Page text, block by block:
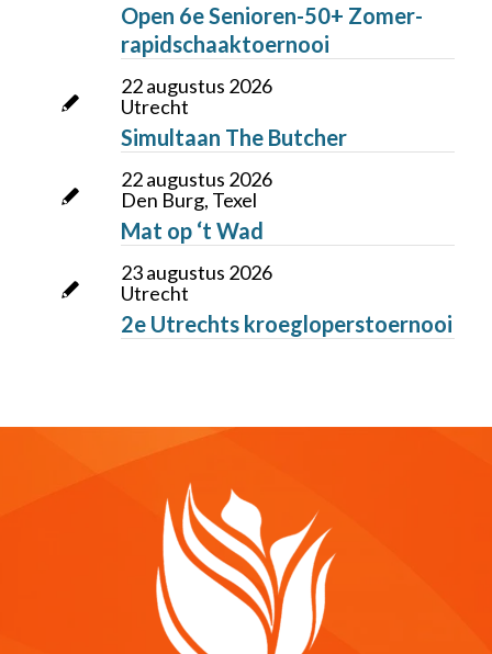
Open 6e Senioren-50+ Zomer-
rapidschaaktoernooi
22 augustus 2026
Utrecht
Simultaan The Butcher
22 augustus 2026
Den Burg, Texel
Mat op ‘t Wad
23 augustus 2026
Utrecht
2e Utrechts kroegloperstoernooi